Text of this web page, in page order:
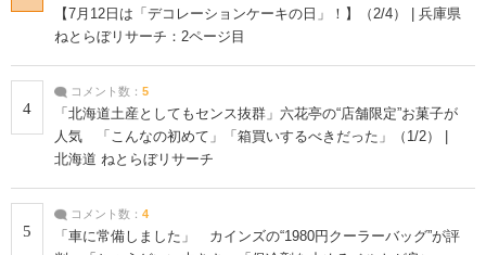
【7月12日は「デコレーションケーキの日」！】（2/4） | 兵庫県
ねとらぼリサーチ：2ページ目
4
コメント数： 5
「北海道土産としてもセンス抜群」六花亭の“店舗限定”お菓子が
人気 「こんなの初めて」「箱買いするべきだった」（1/2） |
北海道 ねとらぼリサーチ
5
コメント数： 4
「車に常備しました」 カインズの“1980円クーラーバッグ”が評